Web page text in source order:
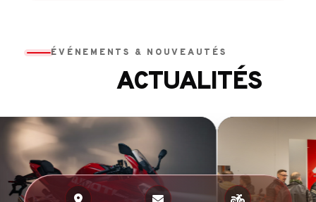
ÉVÉNEMENTS & NOUVEAUTÉS
ACTUALITÉS